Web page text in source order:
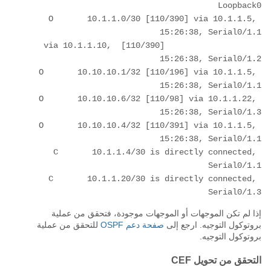
O       10.1.1.0/30 [110/390] via 10.1.1.5,
                    [110/390] via 10.1.1.10,
O       10.10.10.1/32 [110/196] via 10.1.1.5,
O       10.10.10.6/32 [110/98] via 10.1.1.22,
O       10.10.10.4/32 [110/391] via 10.1.1.5,
C       10.1.1.4/30 is directly connected,
C       10.1.1.20/30 is directly connected,
Serial0/1.3
إذا لم تكن الموجهات أو الموجهات موجودة، فتحقق من عملية
بروتوكول التوجيه. ارجع إلى صفحة دعم OSPF
للتحقق من عملية
بروتوكول التوجيه.
التحقق من تحويل CEF